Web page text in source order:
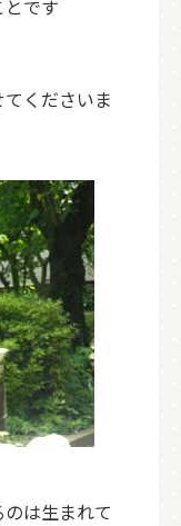
です
くださいま
は生まれて